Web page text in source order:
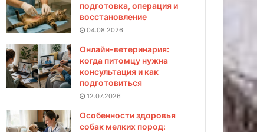
подготовка, операция и
восстановление
04.08.2026
Онлайн-ветеринария:
когда питомцу нужна
консультация и как
подготовиться
12.07.2026
Особенности здоровья
собак мелких пород: